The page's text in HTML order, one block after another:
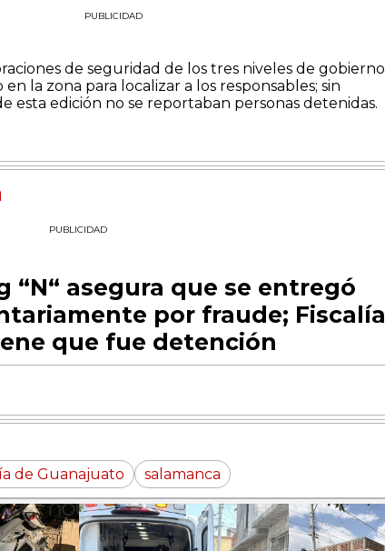
PUBLICIDAD
de seguridad de los tres niveles de gobierno
la zona para localizar a los responsables; sin
esta edición no se reportaban personas detenidas.
PUBLICIDAD
“N“ asegura que se entregó
por fraude; Fiscalía
que fue detención
de Guanajuato salamanca